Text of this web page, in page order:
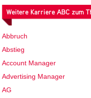
Weitere Karriere ABC zum
Abbruch
Abstieg
Account Manager
Advertising Manager
AG